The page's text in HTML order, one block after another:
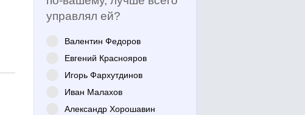
управлял ей?
Валентин Федоров
Евгений Краснояров
Игорь Фархутдинов
Иван Малахов
Александр Хорошавин